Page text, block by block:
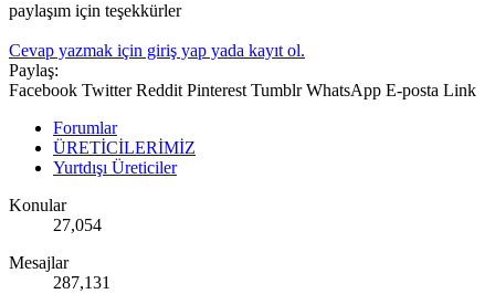
paylaşım için teşekkürler
Cevap yazmak için giriş yap yada kayıt ol.
Paylaş:
Facebook Twitter Reddit Pinterest Tumblr WhatsApp E-posta Link
Forumlar
ÜRETİCİLERİMİZ
Yurtdışı Üreticiler
Konular
27,054
Mesajlar
287,131